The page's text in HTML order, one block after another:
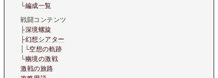
└編成一覧
戦闘コンテンツ
├深境螺旋
├幻想シアター
│└空想の軌跡
└幽境の激戦
激戦の旅路